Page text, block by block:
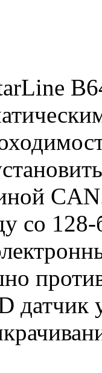
со
датчик